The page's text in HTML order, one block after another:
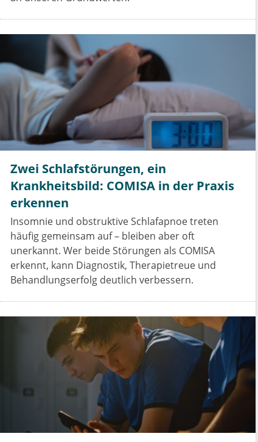
Zwei Schlafstörungen, ein
Krankheitsbild: COMISA in der Praxis
erkennen
Insomnie und obstruktive Schlafapnoe treten
häufig gemeinsam auf – bleiben aber oft
unerkannt. Wer beide Störungen als COMISA
erkennt, kann Diagnostik, Therapietreue und
Behandlungserfolg deutlich verbessern.